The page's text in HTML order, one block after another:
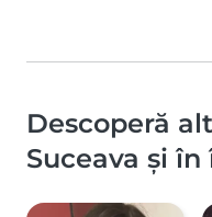
Descoperă
Suceava și